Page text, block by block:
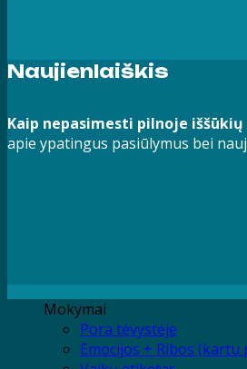
Naujienlaiškis
Kaip nepasimesti pilnoje
apie ypatingus pasiūlymus bei
Mokymai
Pora tėvystėje
Emocijos + Ribos (kartu